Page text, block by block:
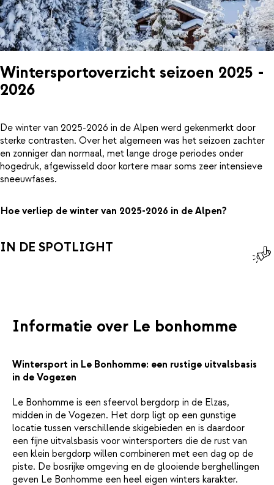
Wintersportoverzicht seizoen 2025 -
2026
De winter van 2025-2026 in de Alpen werd gekenmerkt door
sterke contrasten. Over het algemeen was het seizoen zachter
en zonniger dan normaal, met lange droge periodes onder
hogedruk, afgewisseld door kortere maar soms zeer intensieve
sneeuwfases.
Hoe verliep de winter van 2025-2026 in de Alpen?
IN DE SPOTLIGHT
Informatie over Le bonhomme
Wintersport in Le Bonhomme: een rustige uitvalsbasis
in de Vogezen
Le Bonhomme is een sfeervol bergdorp in de Elzas,
midden in de Vogezen. Het dorp ligt op een gunstige
locatie tussen verschillende skigebieden en is daardoor
een fijne uitvalsbasis voor wintersporters die de rust van
een klein bergdorp willen combineren met een dag op de
piste. De bosrijke omgeving en de glooiende berghellingen
geven Le Bonhomme een heel eigen winters karakter.